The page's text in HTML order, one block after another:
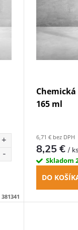
381341
Chemická
165 ml
6,71 € bez DPH
8,25 €/ ks
Skladom
DO